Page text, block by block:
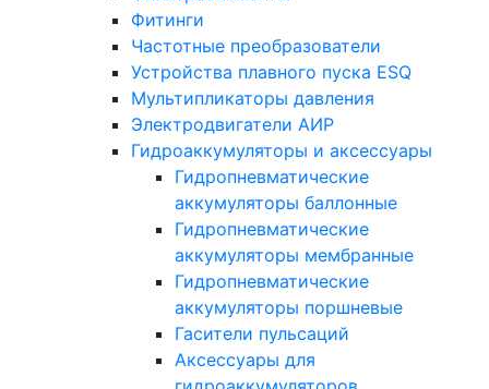
Фитинги
Частотные преобразователи
Устройства плавного пуска ESQ
Мультипликаторы давления
Электродвигатели АИР
Гидроаккумуляторы и аксессуары
Гидропневматические
аккумуляторы баллонные
Гидропневматические
аккумуляторы мембранные
Гидропневматические
аккумуляторы поршневые
Гасители пульсаций
Аксессуары для